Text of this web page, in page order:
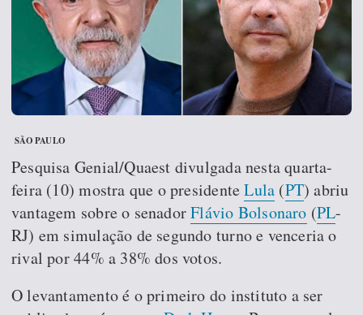
SÃO PAULO
Pesquisa Genial/Quaest divulgada nesta quarta-
feira (10) mostra que o presidenteLula (PT) abriu
vantagem sobre o senadorFlávio Bolsonaro (PL-
RJ) em simulação de segundo turno e venceria o
rival por 44% a 38% dos votos.
O levantamento é o primeiro do instituto a ser